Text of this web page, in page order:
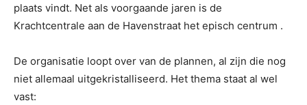
plaats vindt. Net als voorgaande jaren is de
Krachtcentrale aan de Havenstraat het episch centrum .
De organisatie loopt over van de plannen, al zijn die nog
niet allemaal uitgekristalliseerd. Het thema staat al wel
vast: